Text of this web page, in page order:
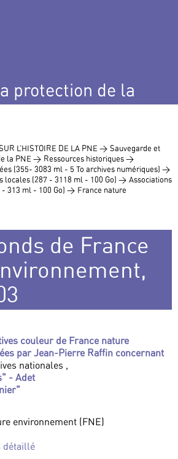
protection de la
L’HISTOIRE DE LA PNE > Sauvegarde et
la PNE > Ressources historiques >
(355- 3083 ml - 5 To archives numériques) >
locales (287 - 3118 ml - 100 Go) > Associations
- 313 ml - 100 Go) > France nature
de France
couleur de France nature
par Jean-Pierre Raffin concernant
nationales ,
- Adet
environnement (FNE)
détaillé